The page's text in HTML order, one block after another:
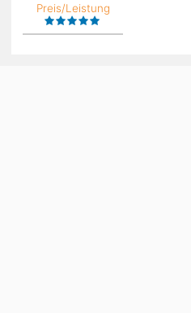
Preis/Leistung